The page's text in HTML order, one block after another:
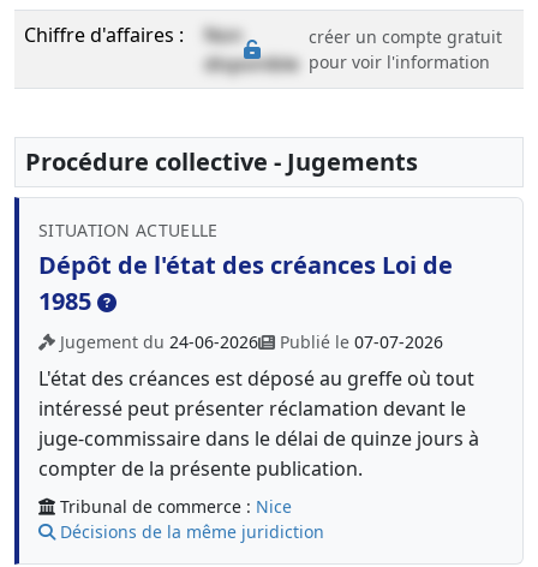
Chiffre d'affaires :
Non
disponible
créer un compte gratuit
pour voir l'information
Procédure collective - Jugements
SITUATION ACTUELLE
Dépôt de l'état des créances Loi de
1985
Jugement du 24-06-2026 Publié le 07-07-2026
L'état des créances est déposé au greffe où tout
intéressé peut présenter réclamation devant le
juge-commissaire dans le délai de quinze jours à
compter de la présente publication.
Tribunal de commerce : Nice
Décisions de la même juridiction